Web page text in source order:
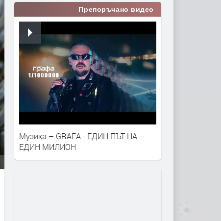
Препоръчано видео
Музика – GRAFA - ЕДИН ПЪТ НА
ЕДИН МИЛИОН